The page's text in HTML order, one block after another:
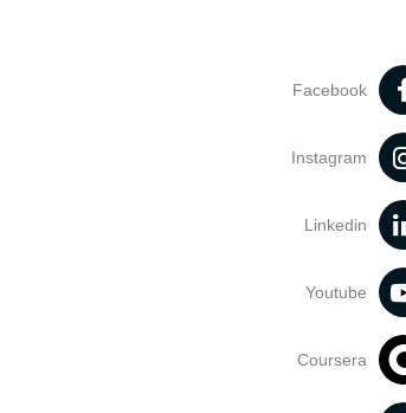
Facebook
Instagram
Linkedin
Youtube
Coursera